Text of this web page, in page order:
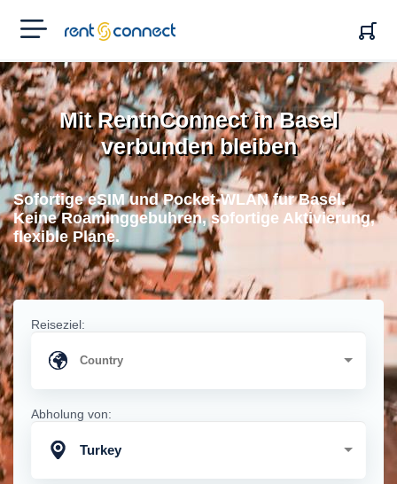
RENT'N
CONNECT
Mit RentnConnect in Basel
verbunden bleiben
Sofortige eSIM und Pocket-WLAN fur Basel.
Keine Roaminggebuhren, sofortige Aktivierung,
flexible Plane.
Reiseziel:
Abholung von:
Turkey